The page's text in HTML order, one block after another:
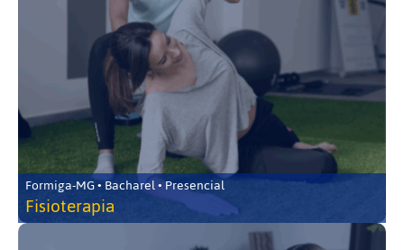
Formiga-MG • Bacharel • Presencial
Fisioterapia